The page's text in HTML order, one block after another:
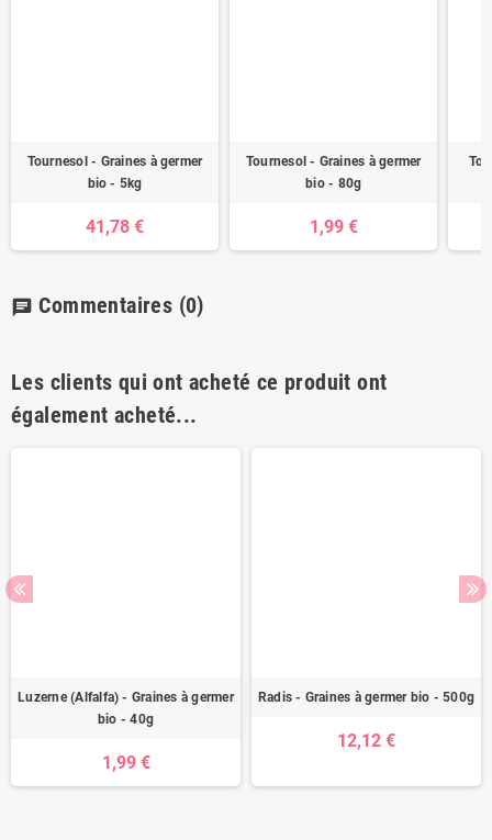
Tournesol - Graines à germer
bio - 5kg
41,78 €
Tournesol - Graines à germer
bio - 80g
1,99 €
chat Commentaires (0)
Les clients qui ont acheté ce produit ont
également acheté...
Luzerne (Alfalfa) - Graines à germer
bio - 40g
1,99 €
Radis - Graines à germer bio - 500g
12,12 €